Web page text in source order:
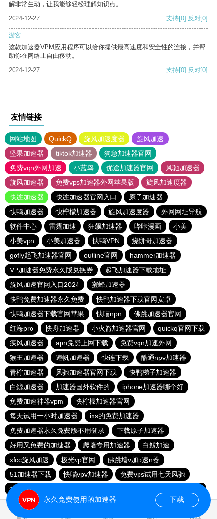
解非常生动，让我能够轻松理解知识点。
2024-12-27
支持[0] 反对[0]
游客
这款加速器VPM应用程序可以给你提供最高速度和安全性的连接，并帮
助你在网络上自由移动。
2024-12-27
支持[0] 反对[0]
友情链接
网站地图 QuickQ 旋风加速度器
旋风加速
坚果加速器
tiktok加速器
狗急加速器官网
免费vqn外网加速
小蓝鸟 优途加速器官网
风驰加速器
旋风加速器
免费vps加速器外网苹果版
旋风加速度器
快连加速器
快连加速器官网入口
原子加速器
快鸭加速器
快柠檬加速器 旋风加速度器
外网网址导航
软件中心
雷霆加速 狂飙加速器 哔咔漫画
小美
小美vpn
小美加速器 快鸭VPN
烧饼哥加速器
gofly起飞加速器官网
outline官网
hammer加速器
VP加速器免费永久版兑换券
起飞加速器下载地址
旋风加速官网入口2024
蜜蜂加速器
快鸭免费加速器永久免费
快鸭加速器下载官网安卓
快鸭加速器下载官网苹果
快喵npn
佛跳加速器官网
红海pro
快舟加速器 小火箭加速器官网
quickq官网下载
疾风加速器
apn免费上网下载
免费vqn加速外网
猴王加速器
速帆加速器 快连下载
酷通npv加速器
青柠加速器
风驰加速器官网下载
快鸭梯子加速器
白鲸加速器
加速器国外软件的
iphone加速器哪个好
免费加速神器vpm
快柠檬加速器官网
每天试用一小时加速器
ins的免费加速器
免费加速器永久免费版不用登录
下载原子加速器
好用又免费的加速器
爬墙专用加速器
白鲸加速
xfcc旋风加速
极光vp官网
佛跳墙v加p速n器
51加速器下载
快喵vpv加速器
免费vps试用七天风驰
快鸭加速app下载官网
首页 安卓 苹果 排行 推荐
永久免费使用的加速器 下载
0.017339s